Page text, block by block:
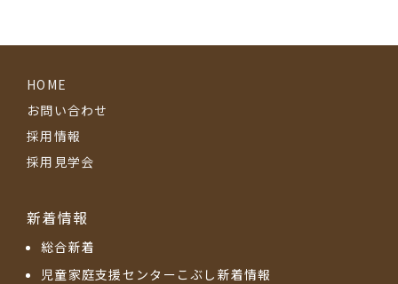
HOME
お問い合わせ
採用情報
採用見学会
新着情報
総合新着
児童家庭支援センターこぶし新着情報